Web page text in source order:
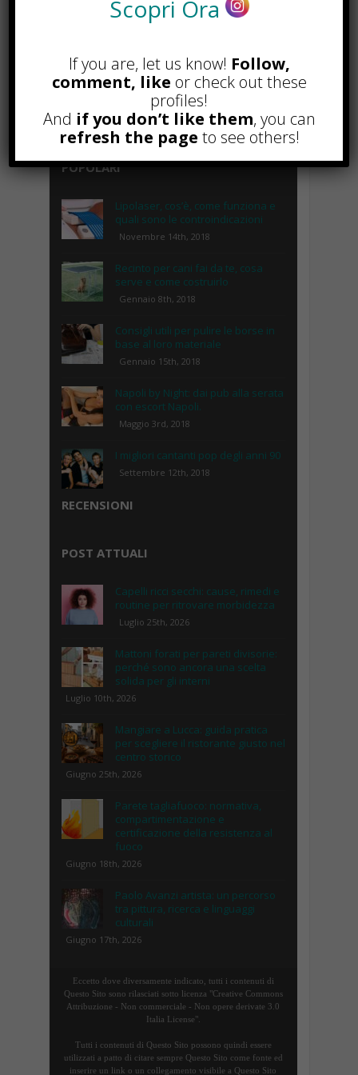
POPOLARI
Lipolaser, cos’è, come funziona e
quali sono le controindicazioni
Novembre 14th, 2018
Recinto per cani fai da te, cosa
serve e come costruirlo
Gennaio 8th, 2018
Consigli utili per pulire le borse in
base al loro materiale
Gennaio 15th, 2018
Napoli by Night: dai pub alla serata
con escort Napoli.
Maggio 3rd, 2018
I migliori cantanti pop degli anni 90
Settembre 12th, 2018
RECENSIONI
POST ATTUALI
Capelli ricci secchi: cause, rimedi e
routine per ritrovare morbidezza
Luglio 25th, 2026
Mattoni forati per pareti divisorie:
perché sono ancora una scelta
solida per gli interni
Luglio 10th, 2026
Mangiare a Lucca: guida pratica
per scegliere il ristorante giusto nel
centro storico
Giugno 25th, 2026
Parete tagliafuoco: normativa,
compartimentazione e
certificazione della resistenza al
fuoco
Giugno 18th, 2026
Paolo Avanzi artista: un percorso
tra pittura, ricerca e linguaggi
culturali
Giugno 17th, 2026
Eccetto dove diversamente indicato, tutti i contenuti di
Questo Sito sono rilasciati sotto licenza "Creative Commons
Attribuzione - Non commerciale - Non opere derivate 3.0
Italia License".
Tutti i contenuti di Questo Sito possono quindi essere
utilizzati a patto di citare sempre Questo Sito come fonte ed
inserire un link o un collegamento visibile a Questo Sito
Scopri Ora
If you are, let us know! Follow,
comment, like or check out these
profiles!
And if you don’t like them, you can
refresh the page to see others!